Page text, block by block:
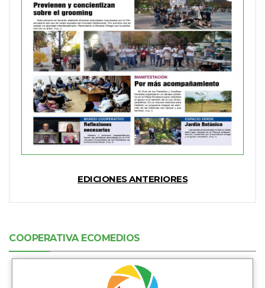
EDICIONES ANTERIORES
COOPERATIVA ECOMEDIOS